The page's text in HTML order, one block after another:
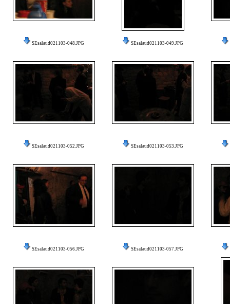
SEsalaud021103-048.JPG SEsalaud021103-049.JPG
SEsalaud021103-052.JPG SEsalaud021103-053.JPG
SEsalaud021103-056.JPG SEsalaud021103-057.JPG